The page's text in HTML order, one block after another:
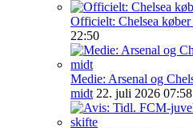
Officielt: Chelsea
22:50
Medie: Arsenal og
midt 22. juli 2026 07:58